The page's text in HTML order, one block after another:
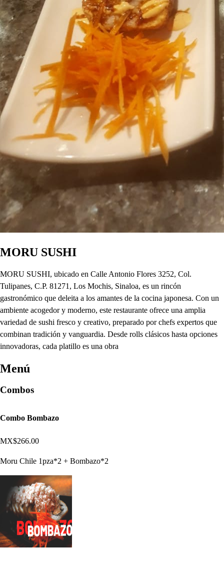
MORU SUSHI
MORU SUSHI, ubicado en Calle Antonio Flores 3252, Col.
Tulipanes, C.P. 81271, Los Mochis, Sinaloa, es un rincón
gastronómico que deleita a los amantes de la cocina japonesa. Con un
ambiente acogedor y moderno, este restaurante ofrece una amplia
variedad de sushi fresco y creativo, preparado por chefs expertos que
combinan tradición y vanguardia. Desde rolls clásicos hasta opciones
innovadoras, cada platillo es una obra
Menú
Combos
Combo Bombazo
MX$266.00
Moru Chile 1pza*2 + Bombazo*2